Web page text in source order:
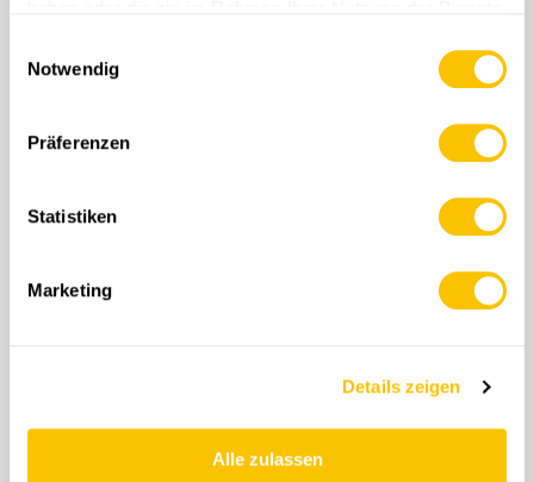
Notwendig
Präferenzen
Statistiken
Marketing
Details zeigen
Alle zulassen
Er hat den Kanton Luzern in zwei
11.04.2025 • Patricia Michaud
Oliver Imfeld